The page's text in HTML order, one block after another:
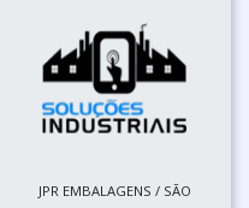
JPR EMBALAGENS / SÃO